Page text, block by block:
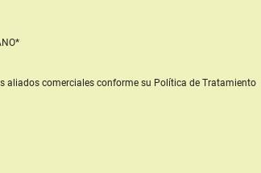
aliados comercialesconforme su Política de Tratamiento